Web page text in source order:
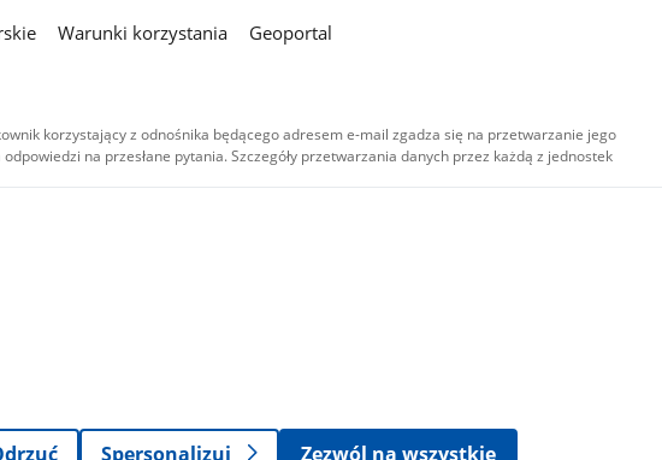
Warunki korzystania
Geoportal
korzystający z odnośnika będącego adresem e-mail zgadza się na przetwarzanie jego
na przesłane pytania. Szczegóły przetwarzania danych przez każdą z jednostek
są
samych
audio i wideo,
niekomercyjne -
Spersonalizuj Zezwól na wszystkie